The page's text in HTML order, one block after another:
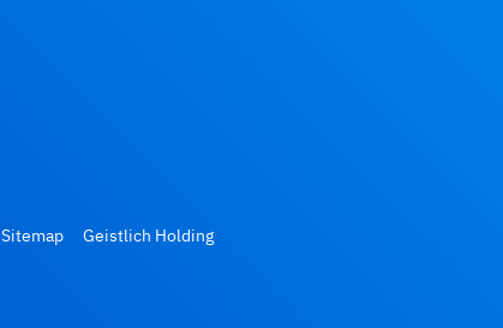
Sitemap Geistlich Holding